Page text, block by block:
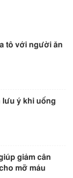
tô với người ăn
lưu ý khi uống
giảm cân
mỡ máu